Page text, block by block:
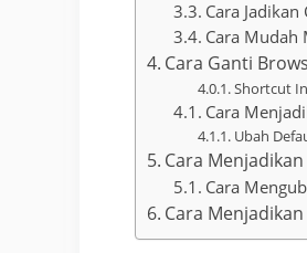
Cara
Cara Mudah
Cara Ganti
Shortcut
Cara
Ubah
Cara
Cara
Cara